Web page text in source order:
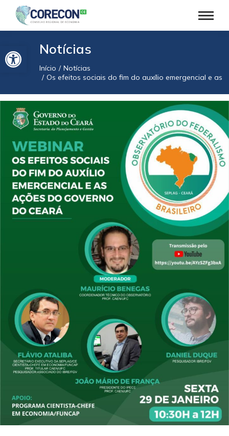
Barra de Ferramentas AbertaNotícias
Você está aqui:
Início
Notícias
Os efeitos sociais do fim do auxílio emergencial e as